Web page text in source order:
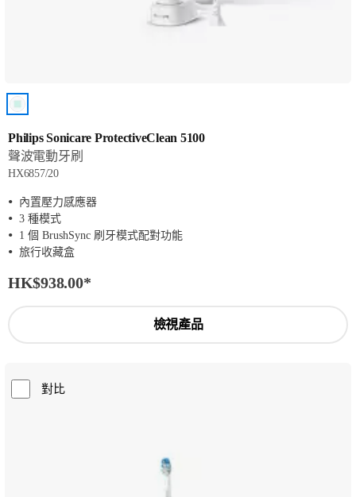
Philips Sonicare ProtectiveClean 5100
聲波電動牙刷
HX6857/20
內置壓力感應器
3 種模式
1 個 BrushSync 刷牙模式配對功能
旅行收藏盒
HK$938.00*
檢視產品
對比